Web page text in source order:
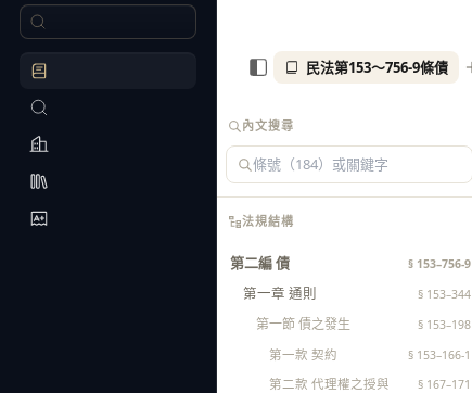
內文搜尋
法規結構
第二編 債 § 153–756-9
第一章 通則 § 153–344
第一節 債之發生 § 153–198
第一款 契約 § 153–166-1
第二款 代理權之授與 § 167–171
民法第153～756-9條債